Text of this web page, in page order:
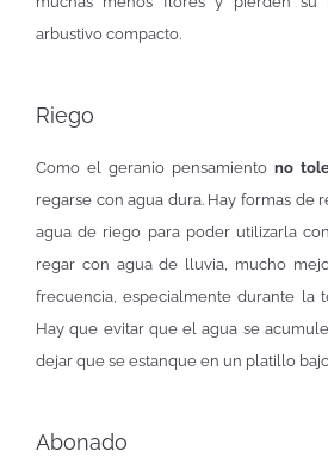
arbustivo compacto.
Riego
Como el geranio pensamiento no
regarse con agua dura. Hay formas de
agua de riego para poder utilizarla
regar con agua de lluvia, mucho
frecuencia, especialmente durante la
Hay que evitar que el agua se
dejar que se estanque en un platillo
Abonado